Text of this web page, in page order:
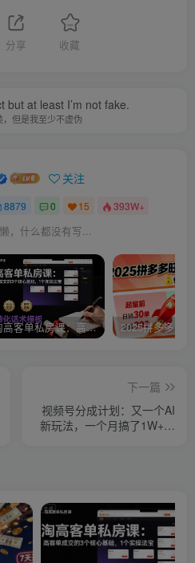
分享 收藏
but at least I’m not fake.
，但是我至少不虚伪
关注
8879 0 15 393W+
，什么都没有写...
淘高客单私房课：高客单成交的3个核心基础，1个实操法宝
下一篇
视频号分成计划：又一个AI
新玩法，一个月搞了1W+，